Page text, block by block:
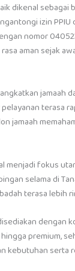
dikenal
izin
nomor
aman sejak
jamaah
terasa
jamaah
menjadi fokus
selama di
terasa lebih
dengan
premium,
kebutuhan serta